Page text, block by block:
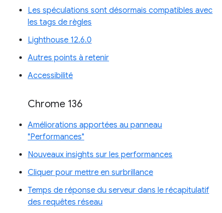
Les spéculations sont désormais compatibles avec
les tags de règles
Lighthouse 12.6.0
Autres points à retenir
Accessibilité
Chrome 136
Améliorations apportées au panneau
"Performances"
Nouveaux insights sur les performances
Cliquer pour mettre en surbrillance
Temps de réponse du serveur dans le récapitulatif
des requêtes réseau